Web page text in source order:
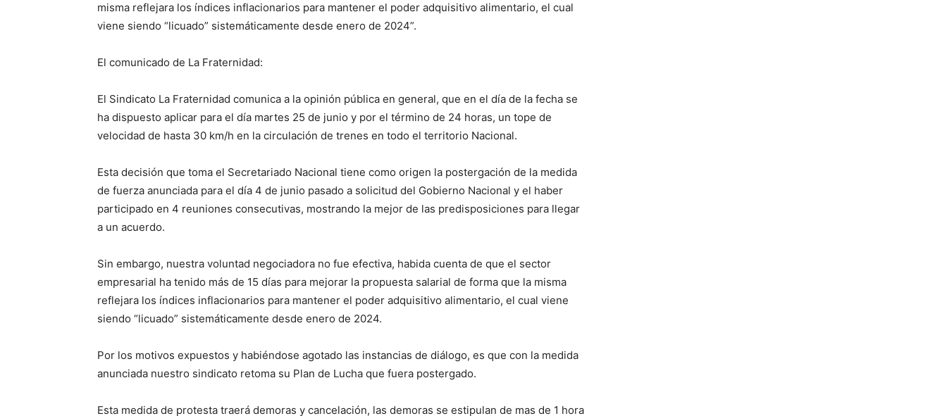
misma reflejara los índices inflacionarios para mantener el poder adquisitivo alimentario, el cual
viene siendo “licuado” sistemáticamente desde enero de 2024”.
El comunicado de La Fraternidad:
El Sindicato La Fraternidad comunica a la opinión pública en general, que en el día de la fecha se
ha dispuesto aplicar para el día martes 25 de junio y por el término de 24 horas, un tope de
velocidad de hasta 30 km/h en la circulación de trenes en todo el territorio Nacional.
Esta decisión que toma el Secretariado Nacional tiene como origen la postergación de la medida
de fuerza anunciada para el día 4 de junio pasado a solicitud del Gobierno Nacional y el haber
participado en 4 reuniones consecutivas, mostrando la mejor de las predisposiciones para llegar
a un acuerdo.
Sin embargo, nuestra voluntad negociadora no fue efectiva, habida cuenta de que el sector
empresarial ha tenido más de 15 días para mejorar la propuesta salarial de forma que la misma
reflejara los índices inflacionarios para mantener el poder adquisitivo alimentario, el cual viene
siendo “licuado” sistemáticamente desde enero de 2024.
Por los motivos expuestos y habiéndose agotado las instancias de diálogo, es que con la medida
anunciada nuestro sindicato retoma su Plan de Lucha que fuera postergado.
Esta medida de protesta traerá demoras y cancelación, las demoras se estipulan de mas de 1 hora